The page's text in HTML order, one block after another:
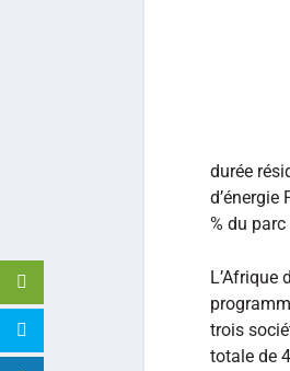
durée
d’énergie
% du
L’Afrique
trois
totale de